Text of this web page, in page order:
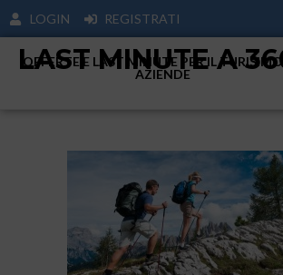
LOGIN REGISTRATI
LAST MINUTE A
OFFERTE E LAST MINUTE PER IL
AZIENDE